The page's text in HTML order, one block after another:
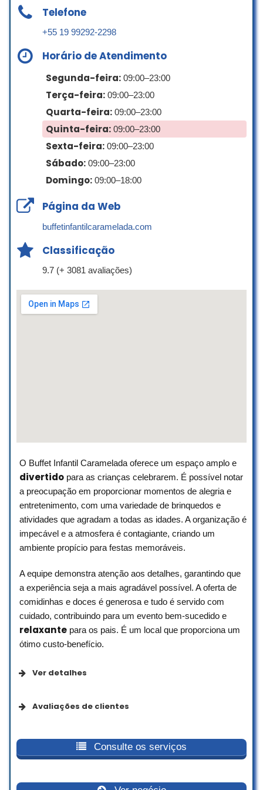
profissionalismo em cada clique, o
entrega das fotos. Para nós, como
empresa, isso faz toda a diferença, já
receber os registros. Obrigada por mais
uma vez superar as expectativas!
Comunicação Interna HC
☆ 5/5
O Matheus fez um trabalho espetacular
no nosso evento corporativo! As fotos
dia. Excelente profissionalismo e um
resultado de alta qualidade. Super
Matheus e Pamela são excepcionais!
atendimento nota mil.
Recomendo de olhos fechados.
Drika Marques
fotografar minha coleção e foi incrível!
Atenção e o profissionalismo dele, não
tenho palavras. Superaram minhas
expectativas e com certeza
trabalharemos juntos nas próximas
campanhas! Confio de olhos fechados!
palavras!
Telefone
+55 19 99292-2298
Horário de Atendimento
Segunda-feira: 09:00–23:00
Terça-feira: 09:00–23:00
Quarta-feira: 09:00–23:00
Quinta-feira: 09:00–23:00
Sexta-feira: 09:00–23:00
Sábado: 09:00–23:00
Domingo: 09:00–18:00
Página da Web
buffetinfantilcaramelada.com
Classificação
9.7 (+ 3081 avaliações)
O Buffet Infantil Caramelada oferece um espaço amplo e
divertido para as crianças celebrarem. É possível notar
a preocupação em proporcionar momentos de alegria e
entretenimento, com uma variedade de brinquedos e
atividades que agradam a todas as idades. A organização é
impecável e a atmosfera é contagiante, criando um
ambiente propício para festas memoráveis.
A equipe demonstra atenção aos detalhes, garantindo que
a experiência seja a mais agradável possível. A oferta de
comidinhas e doces é generosa e tudo é servido com
cuidado, contribuindo para um evento bem-sucedido e
relaxante para os pais. É um local que proporciona um
ótimo custo-benefício.
Ver detalhes
Avaliações de clientes
Espaço amplo, aconchegante e com
estacionamento.
para a criançada são demais, tem até
Consulte os serviços